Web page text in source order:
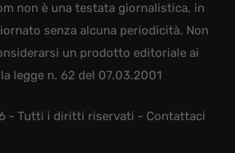
non è una testata giornalistica, in
senza alcuna periodicità. Non
un prodotto editoriale ai
legge n. 62 del 07.03.2001
- Tutti i diritti riservati - Contattaci